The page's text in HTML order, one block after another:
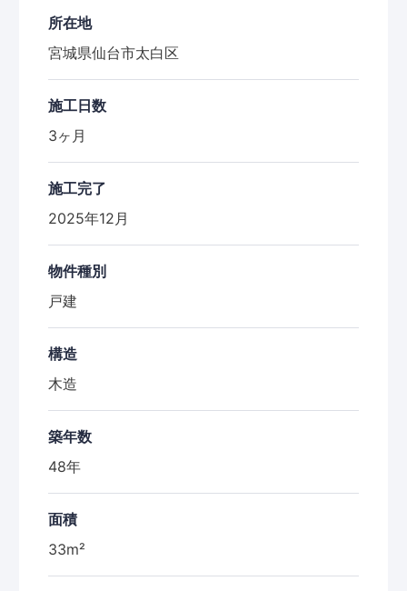
所在地
宮城県仙台市太白区
施工日数
3ヶ月
施工完了
2025年12月
物件種別
戸建
構造
木造
築年数
48年
面積
33m²